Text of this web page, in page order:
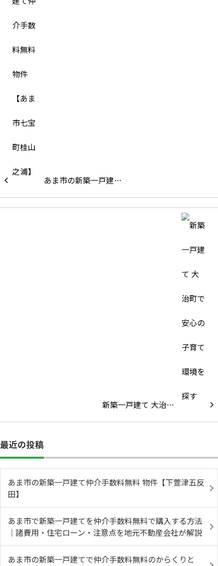
あま市の新築一戸建…
新築一戸建て 大治…
最近の投稿
あま市の新築一戸建て仲介手数料無料 物件【下萱津五反
田】
あま市で新築一戸建てを仲介手数料無料で購入する方法
｜諸費用・住宅ローン・注意点を地元不動産会社が解説
あま市の新築一戸建てで仲介手数料無料のからくりと